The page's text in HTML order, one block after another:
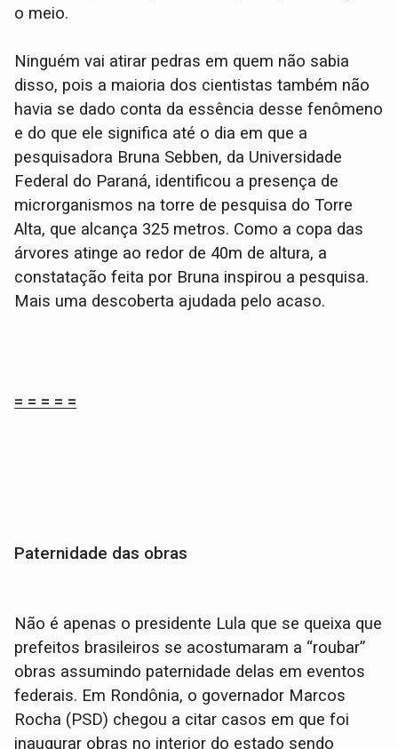
o meio.
Ninguém vai atirar pedras em quem não sabia
disso, pois a maioria dos cientistas também não
havia se dado conta da essência desse fenômeno
e do que ele significa até o dia em que a
pesquisadora Bruna Sebben, da Universidade
Federal do Paraná, identificou a presença de
microrganismos na torre de pesquisa do Torre
Alta, que alcança 325 metros. Como a copa das
árvores atinge ao redor de 40m de altura, a
constatação feita por Bruna inspirou a pesquisa.
Mais uma descoberta ajudada pelo acaso.
= = = = =
Paternidade das obras
Não é apenas o presidente Lula que se queixa que
prefeitos brasileiros se acostumaram a “roubar”
obras assumindo paternidade delas em eventos
federais. Em Rondônia, o governador Marcos
Rocha (PSD) chegou a citar casos em que foi
inaugurar obras no interior do estado sendo